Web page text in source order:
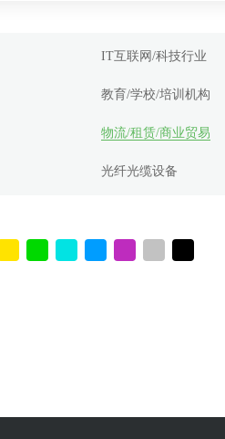
IT互联网/科技行业
教育/学校/培训机构
物流/租赁/商业贸易
光纤光缆设备